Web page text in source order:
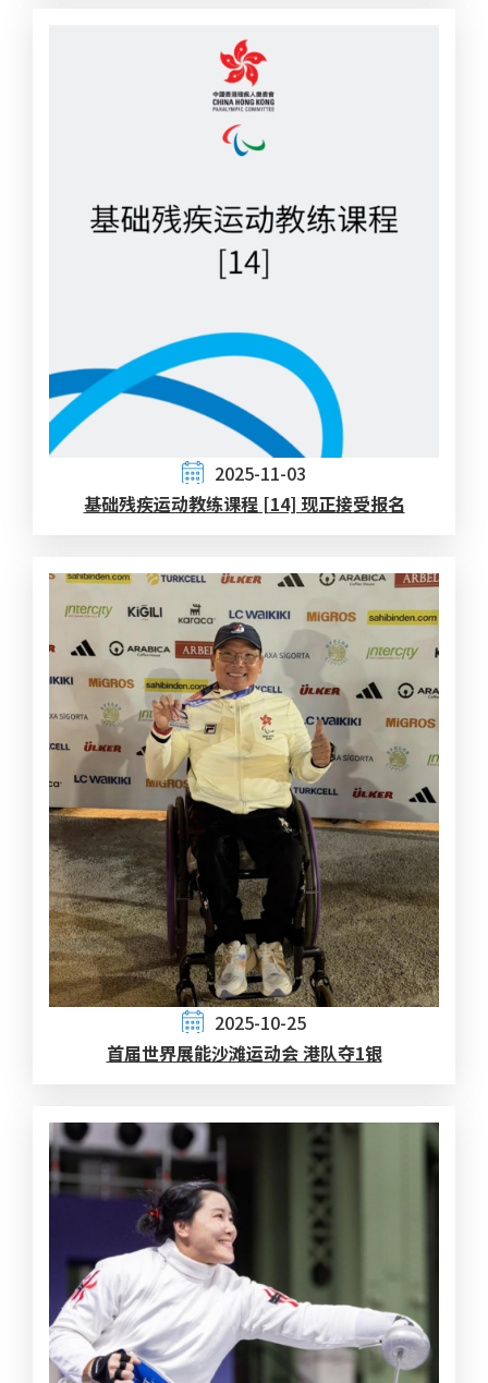
2025-11-03
基础残疾运动教练课程 [14] 现正接受报名
2025-10-25
首届世界展能沙滩运动会 港队夺1银